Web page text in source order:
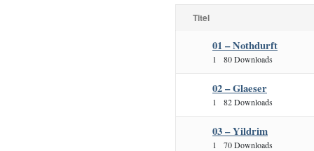
Titel
01 – Nothdurft
1 80 Downloads
02 – Glaeser
1 82 Downloads
03 – Yildrim
1 70 Downloads